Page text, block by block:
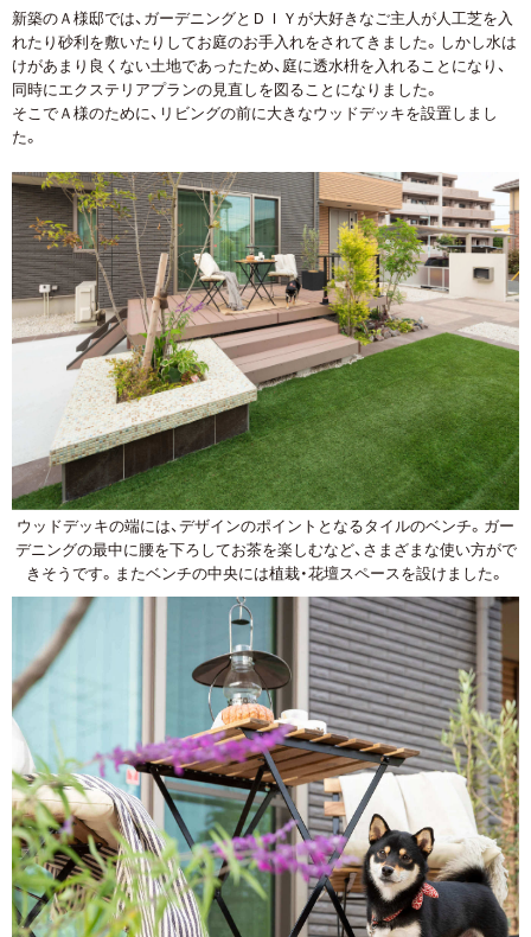
新築のＡ様邸では、ガーデニングとＤＩＹが大好きなご主人が人工芝を入
れたり砂利を敷いたりしてお庭のお手入れをされてきました。しかし水は
けがあまり良くない土地であったため、庭に透水枡を入れることになり、
同時にエクステリアプランの見直しを図ることになりました。
そこでＡ様のために、リビングの前に大きなウッドデッキを設置しまし
た。
ウッドデッキの端には、デザインのポイントとなるタイルのベンチ。ガー
デニングの最中に腰を下ろしてお茶を楽しむなど、さまざまな使い方がで
きそうです。またベンチの中央には植栽・花壇スペースを設けました。